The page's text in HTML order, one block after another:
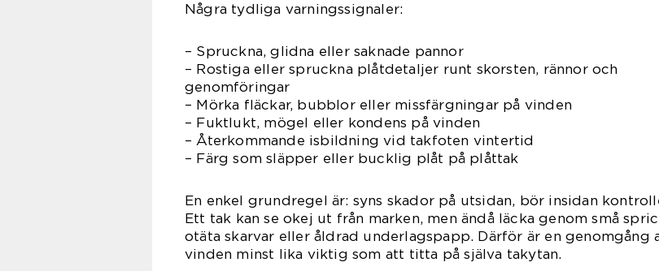
Några tydliga varningssignaler:
– Spruckna, glidna eller saknade pannor
– Rostiga eller spruckna plåtdetaljer runt skorsten, rännor och
genomföringar
– Mörka fläckar, bubblor eller missfärgningar på vinden
– Fuktlukt, mögel eller kondens på vinden
– Återkommande isbildning vid takfoten vintertid
– Färg som släpper eller bucklig plåt på plåttak
En enkel grundregel är: syns skador på utsidan, bör insidan
Ett tak kan se okej ut från marken, men ändå läcka genom små
otäta skarvar eller åldrad underlagspapp. Därför är en genomgång
vinden minst lika viktig som att titta på själva takytan.